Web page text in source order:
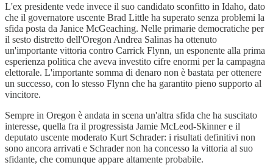
L'ex presidente vede invece il suo candidato sconfitto in Idaho, dato
che il governatore uscente Brad Little ha superato senza problemi la
sfida posta da Janice McGeaching. Nelle primarie democratiche per
il sesto distretto dell'Oregon Andrea Salinas ha ottenuto
un'importante vittoria contro Carrick Flynn, un esponente alla prima
esperienza politica che aveva investito cifre enormi per la campagna
elettorale. L'importante somma di denaro non è bastata per ottenere
un successo, con lo stesso Flynn che ha garantito pieno supporto al
vincitore.
Sempre in Oregon è andata in scena un'altra sfida che ha suscitato
interesse, quella fra il progressista Jamie McLeod-Skinner e il
deputato uscente moderato Kurt Schrader: i risultati definitivi non
sono ancora arrivati e Schrader non ha concesso la vittoria al suo
sfidante, che comunque appare altamente probabile.